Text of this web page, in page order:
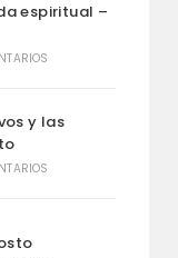
espiritual –
y las